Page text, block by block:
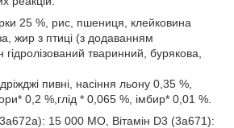
25 %, рис, пшениця, клейковина
жир з птиці (з додаванням
тваринний, бурякова,
пивні, насіння льону 0,35 %,
0,2 %,глід * 0,065 %, імбир* 0,01 %.
15 000 МО, Вітамін D3 (3а671):